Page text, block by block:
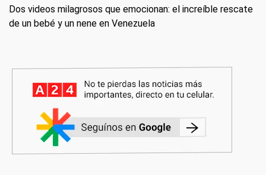
Dos videos milagrosos que emocionan: el increíble rescate
de un bebé y un nene en Venezuela